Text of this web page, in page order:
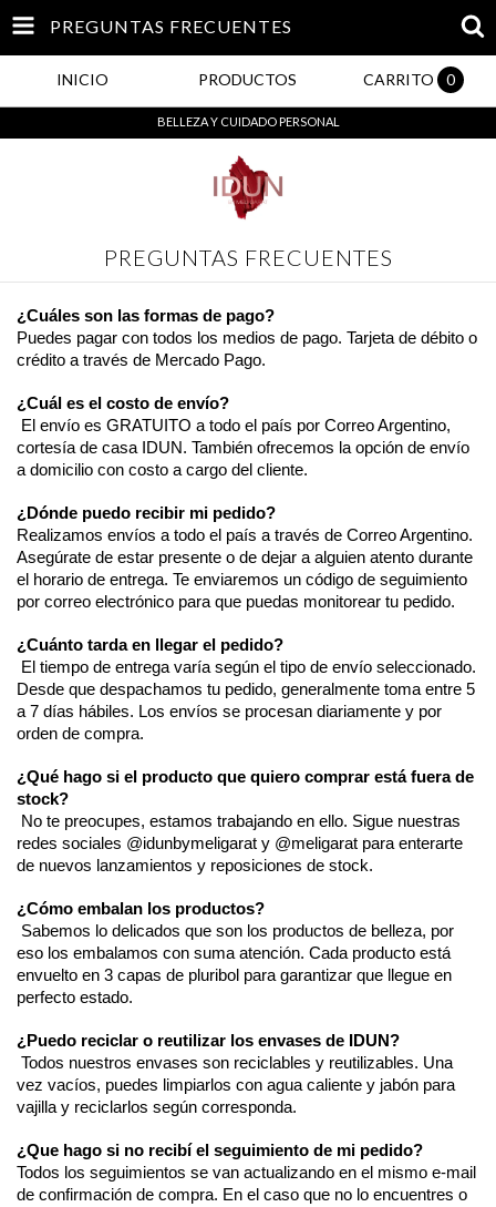
PREGUNTAS FRECUENTES
INICIO PRODUCTOS CARRITO 0
BELLEZA Y CUIDADO PERSONAL
PREGUNTAS FRECUENTES
¿Cuáles son las formas de pago?
Puedes pagar con todos los medios de pago. Tarjeta de débito o
crédito a través de Mercado Pago.
¿Cuál es el costo de envío?
El envío es GRATUITO a todo el país por Correo Argentino,
cortesía de casa IDUN. También ofrecemos la opción de envío
a domicilio con costo a cargo del cliente.
¿Dónde puedo recibir mi pedido?
Realizamos envíos a todo el país a través de Correo Argentino.
Asegúrate de estar presente o de dejar a alguien atento durante
el horario de entrega. Te enviaremos un código de seguimiento
por correo electrónico para que puedas monitorear tu pedido.
¿Cuánto tarda en llegar el pedido?
El tiempo de entrega varía según el tipo de envío seleccionado.
Desde que despachamos tu pedido, generalmente toma entre 5
a 7 días hábiles. Los envíos se procesan diariamente y por
orden de compra.
¿Qué hago si el producto que quiero comprar está fuera de
stock?
No te preocupes, estamos trabajando en ello. Sigue nuestras
redes sociales @idunbymeligarat y @meligarat para enterarte
de nuevos lanzamientos y reposiciones de stock.
¿Cómo embalan los productos?
Sabemos lo delicados que son los productos de belleza, por
eso los embalamos con suma atención. Cada producto está
envuelto en 3 capas de pluribol para garantizar que llegue en
perfecto estado.
¿Puedo reciclar o reutilizar los envases de IDUN?
Todos nuestros envases son reciclables y reutilizables. Una
vez vacíos, puedes limpiarlos con agua caliente y jabón para
vajilla y reciclarlos según corresponda.
¿Que hago si no recibí el seguimiento de mi pedido?
Todos los seguimientos se van actualizando en el mismo e-mail
de confirmación de compra. En el caso que no lo encuentres o